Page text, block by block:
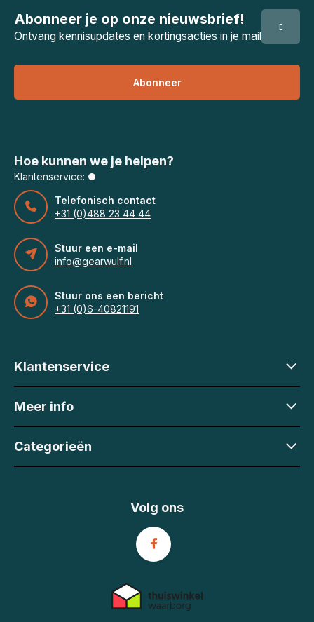
Abonneer je op onze nieuwsbrief!
Ontvang kennisupdates en kortingsacties in je mail
Abonneer
Hoe kunnen we je helpen?
Klantenservice:
Telefonisch contact
+31 (0)488 23 44 44
Stuur een e-mail
info@gearwulf.nl
Stuur ons een bericht
+31 (0)6-40821191
Klantenservice
Meer info
Categorieën
Volg ons